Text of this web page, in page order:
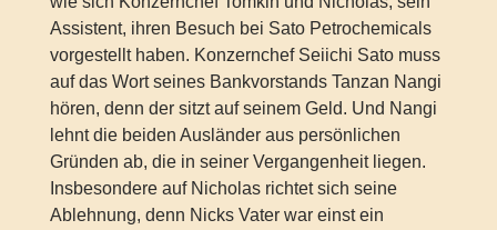
Assistent, ihren Besuch bei Sato Petrochemicals
vorgestellt haben. Konzernchef Seiichi Sato muss
auf das Wort seines Bankvorstands Tanzan Nangi
hören, denn der sitzt auf seinem Geld. Und Nangi
lehnt die beiden Ausländer aus persönlichen
Gründen ab, die in seiner Vergangenheit liegen.
Insbesondere auf Nicholas richtet sich seine
Ablehnung, denn Nicks Vater war einst ein